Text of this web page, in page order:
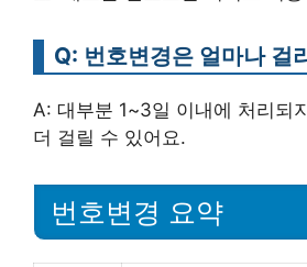
Q: 번호변경은 얼마나 걸
A: 대부분 1~3일 이내에 처리되
더 걸릴 수 있어요.
번호변경 요약